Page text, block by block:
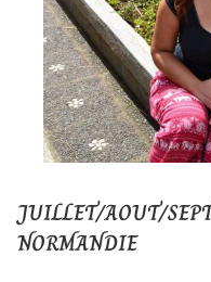
JUILLET/AOUT/
NORMANDIE